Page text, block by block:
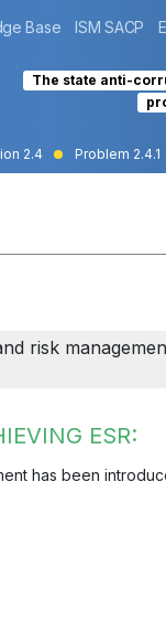
Base ISM SACP
The state anti-
2.4 Problem 2.4.1
risk
ESR:
has been